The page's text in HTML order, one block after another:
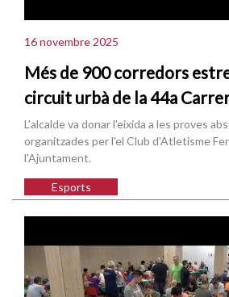
16 novembre 2025
Més de 900 corredors
circuit urbà de la 44a
L'alcalde va donar l'eixida a les proves
organitzades per l'el Club d'Atletisme
l'Ajuntament.
Esports